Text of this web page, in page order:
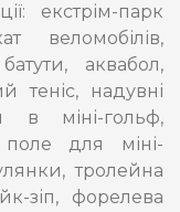
екстрім-парк
веломобілів,
аквабол,
теніс, надувні
в міні-гольф,
для міні-
тролейна
зіп, форелева